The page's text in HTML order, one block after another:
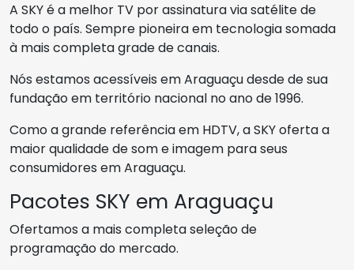
A SKY é a melhor TV por assinatura via satélite de
todo o país. Sempre pioneira em tecnologia somada
à mais completa grade de canais.
Nós estamos acessíveis em Araguaçu desde de sua
fundação em território nacional no ano de 1996.
Como a grande referência em HDTV, a SKY oferta a
maior qualidade de som e imagem para seus
consumidores em Araguaçu.
Pacotes SKY em Araguaçu
Ofertamos a mais completa seleção de
programação do mercado.